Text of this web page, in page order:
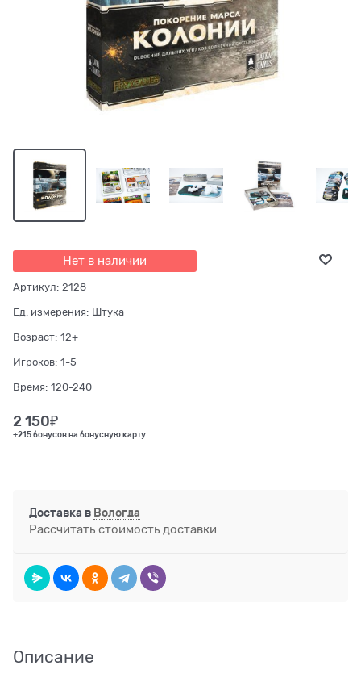
Нет в наличии
Артикул: 2128
Ед. измерения: Штука
Возраст: 12+
Игроков: 1-5
Время: 120-240
2 150₽
+215 бонусов на бонусную карту
Доставка в Вологда
Рассчитать стоимость доставки
Описание